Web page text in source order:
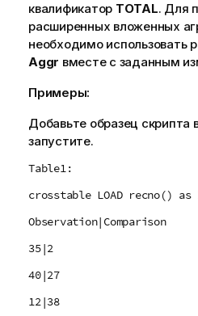
квалификатор TOTAL. Для
расширенных вложенных
необходимо
Aggr вместе с заданным
Примеры:
Добавьте образец скрипта
запустите.
Table1:
crosstable LOAD recno()
Observation|Comparison
35|2
40|27
12|38